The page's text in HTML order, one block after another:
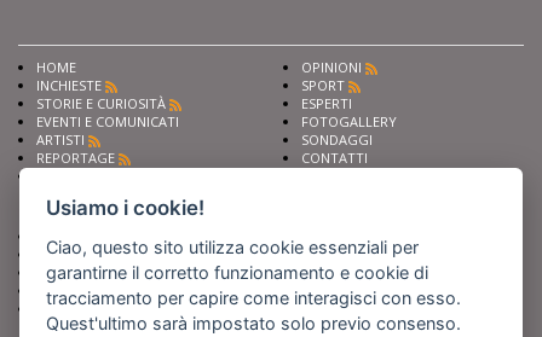
HOME
INCHIESTE
STORIE E CURIOSITÀ
EVENTI E COMUNICATI
ARTISTI
REPORTAGE
OPINIONI
SPORT
ESPERTI
FOTOGALLERY
SONDAGGI
CONTATTI
Chiedi ai nostri esperti
Scrivi alla redazione
Fai pubblicità con noi
Sostieni Barinedita
Iscriviti al nostro corso di
giornalismo
Seguici su
Usiamo i cookie!
Ciao, questo sito utilizza cookie essenziali per
garantirne il corretto funzionamento e cookie di
tracciamento per capire come interagisci con esso.
Quest'ultimo sarà impostato solo previo consenso.